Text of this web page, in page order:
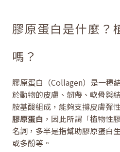
膠原蛋白是什麼？
嗎？
膠原蛋白（Collagen）是一種
於動物的皮膚、韌帶、軟骨與
胺基酸組成，能夠支撐皮膚彈
膠原蛋白 ，因此所謂「植物性
名詞，多半是指幫助膠原蛋白
或多酚等。